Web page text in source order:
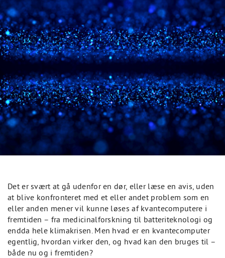
Det er svært at gå udenfor en dør, eller læse en avis, uden
at blive konfronteret med et eller andet problem som en
eller anden mener vil kunne løses af kvantecomputere i
fremtiden – fra medicinalforskning til batteriteknologi og
endda hele klimakrisen. Men hvad er en kvantecomputer
egentlig, hvordan virker den, og hvad kan den bruges til –
både nu og i fremtiden?